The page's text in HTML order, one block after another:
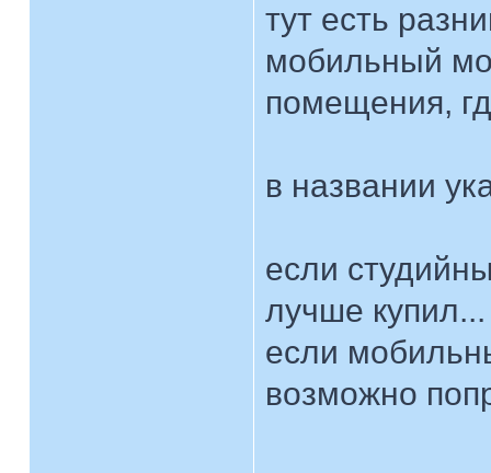
тут есть
мобильный
помещения,
в названии
если
лучше купил...
если
возможно